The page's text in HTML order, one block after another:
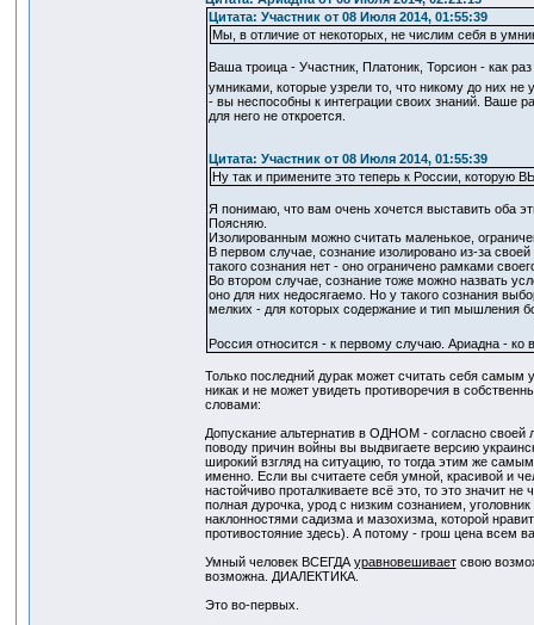
Цитата: Участник от 08 Июля 2014, 01:55:39
Мы, в отличие от некоторых, не числим себя в
Ваша троица - Участник, Платоник, Торсион - как
умниками, которые узрели то, что никому до них не
- вы неспособны к интеграции своих знаний. Ваше
для него не откроется.
Цитата: Участник от 08 Июля 2014, 01:55:39
Ну так и примените это теперь к России, которую
Я понимаю, что вам очень хочется выставить оба
Поясняю.
Изолированным можно считать маленькое,
В первом случае, сознание изолировано из-за
такого сознания нет - оно ограничено рамками
Во втором случае, сознание тоже можно назвать
оно для них недосягаемо. Но у такого сознания
мелких - для которых содержание и тип мышления
Россия относится - к первому случаю. Ариадна - ко
Только последний дурак может считать себя
никак и не может увидеть противоречия в
словами:
Допускание альтернатив в ОДНОМ - согласно своей
поводу причин войны вы выдвигаете версию
широкий взгляд на ситуацию, то тогда этим же
именно. Если вы считаете себя умной, красивой и
настойчиво проталкиваете всё это, то это значит
полная дурочка, урод с низким сознанием,
наклонностями садизма и мазохизма, которой
противостояние здесь). А потому - грош цена всем
Умный человек ВСЕГДА уравновешиваетсвою
возможна. ДИАЛЕКТИКА.
Это во-первых.